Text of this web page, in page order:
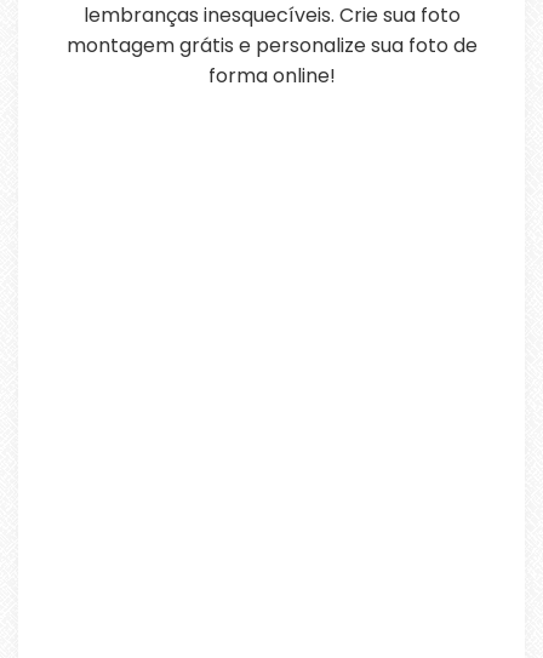
lembranças inesquecíveis. Crie sua foto
montagem grátis e personalize sua foto de
forma online!